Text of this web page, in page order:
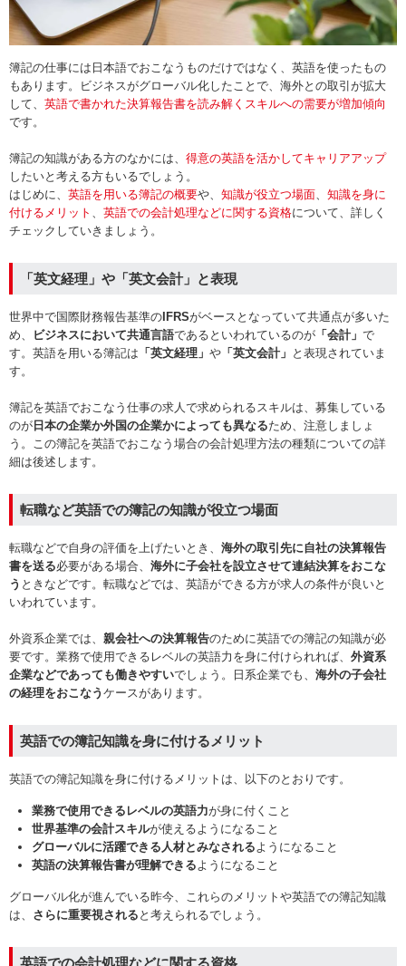
簿記の仕事には日本語でおこなうものだけではなく、英語を使ったもの
もあります。ビジネスがグローバル化したことで、海外との取引が拡大
して、 英語で書かれた決算報告書を読み解くスキルへの需要が増加傾向
です。
簿記の知識がある方のなかには、 得意の英語を活かしてキャリアアップ
したいと考える方もいるでしょう。
はじめに、 英語を用いる簿記の概要や、 知識が役立つ場面、 知識を身に
付けるメリット 、 英語での会計処理などに関する資格について、詳しく
チェックしていきましょう。
「英文経理」や「英文会計」と表現
世界中で国際財務報告基準の IFRSがベースとなっていて共通点が多いた
め、
ビジネスにおいて共通言語であるといわれているのが 「会計」 で
す。英語を用いる簿記は 「英文経理」 や 「英文会計」 と表現されていま
す。
簿記を英語でおこなう仕事の求人で求められるスキルは、募集している
のが 日本の企業か外国の企業かによっても異なるため、注意しましょ
う。この簿記を英語でおこなう場合の会計処理方法の種類についての詳
細は後述します。
転職など英語での簿記の知識が役立つ場面
転職などで自身の評価を上げたいとき、 海外の取引先に自社の決算報告
書を送る必要がある場合、 海外に子会社を設立させて連結決算をおこな
う ときなどです。転職などでは、英語ができる方が求人の条件が良いと
いわれています。
外資系企業では、 親会社への決算報告のために英語での簿記の知識が必
要です。業務で使用できるレベルの英語力を身に付けられれば、 外資系
企業などであっても働きやすいでしょう。日系企業でも、 海外の子会社
の経理をおこなう ケースがあります。
英語での簿記知識を身に付けるメリット
英語での簿記知識を身に付けるメリットは、以下のとおりです。
業務で使用できるレベルの英語力が身に付くこと
世界基準の会計スキルが使えるようになること
グローバルに活躍できる人材とみなされるようになること
英語の決算報告書が理解できるようになること
グローバル化が進んでいる昨今、これらのメリットや英語での簿記知識
は、 さらに重要視される と考えられるでしょう。